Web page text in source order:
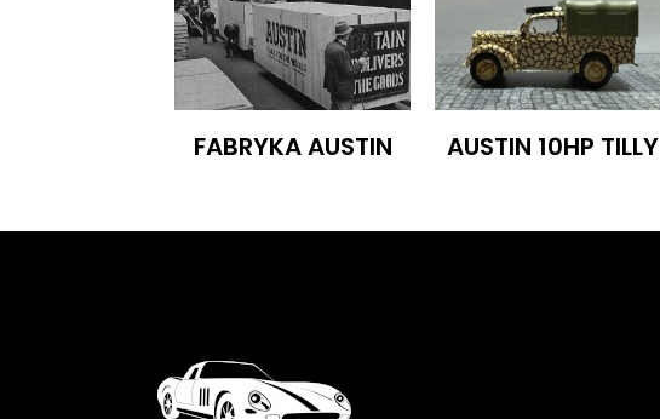
FABRYKA AUSTIN AUSTIN 10HP TILLY